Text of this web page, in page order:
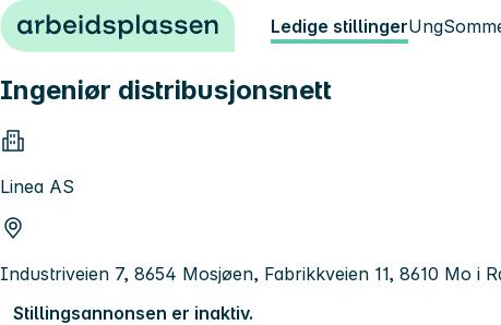
Hopp til innhold Ledige stillingerUng
Ingeniør distribusjonsnett
Linea AS
Industriveien 7, 8654 Mosjøen, Fabrikkveien 11, 8610 Mo i
Stillingsannonsen er inaktiv.